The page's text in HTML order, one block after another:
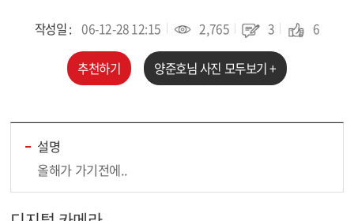
작성일 : 06-12-28 12:15 2,765 3 6
추천하기 양준호님 사진 모두보기 +
설명
올해가 가기전에..